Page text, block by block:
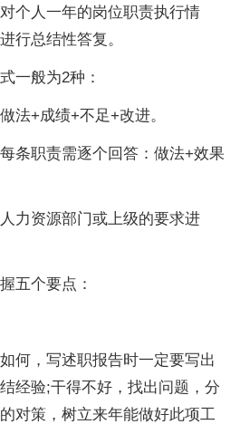
个人一年的岗位职责执行情
行总结性答复。
一般为2种：
法+成绩+不足+改进。
条职责需逐个回答：做法+效果
力资源部门或上级的要求进
五个要点：
何，写述职报告时一定要写出
经验;干得不好，找出问题，分
对策，树立来年能做好此项工